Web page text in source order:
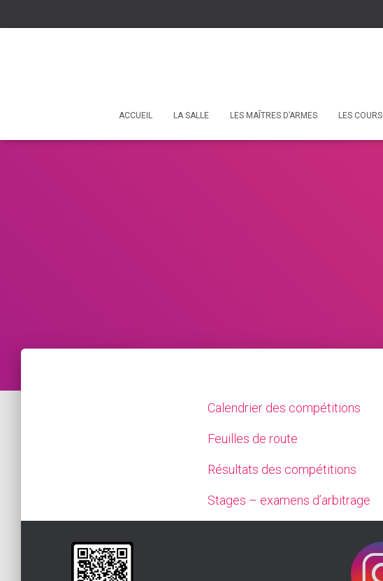
ACCUEIL LA SALLE LES MAÎTRES D’ARMES LES COURS
Calendrier des compétitions
Feuilles de route
Résultats des compétitions
Stages – examens d’arbitrage